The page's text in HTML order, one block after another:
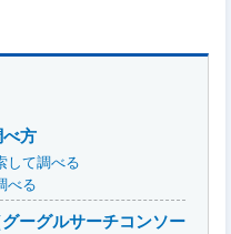
方
して調べる
べる
ーグルサーチコンソー